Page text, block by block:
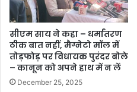
सीएम साय ने कहा – धर्मांतरण
ठीक बात नहीं, मैग्नेटो मॉल में
तोड़फोड़ पर विधायक पुरंदर बोले
– कानून को अपने हाथ में न लें
December 25, 2025